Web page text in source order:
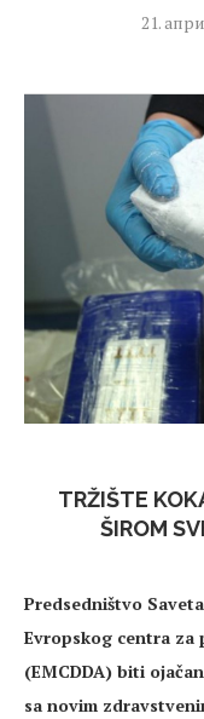
21.
TRŽIŠTE
ŠIROM
Predsedništvo
Evropskog centra za
(EMCDDA) biti
sa novim